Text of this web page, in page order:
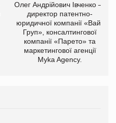
Олег Андрійович Івченко —
директор патентно-
юридичної компанії «Вайз
Груп», консалтингової
компанії «Парето» та
маркетингової агенції
Myka Agency.